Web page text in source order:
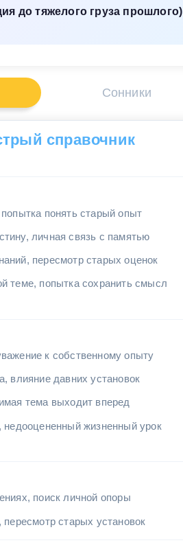
до тяжелого груза прошлого)
Сонники
справочник
понять старый опыт
личная связь с памятью
пересмотр старых оценок
теме, попытка сохранить смысл
к собственному опыту
влияние давних установок
тема выходит вперед
недооцененный жизненный урок
поиск личной опоры
пересмотр старых установок